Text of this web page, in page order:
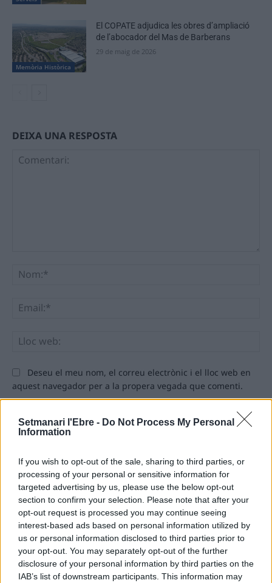
Setmanari l'Ebre - Do Not Process My Personal
Information
If you wish to opt-out of the sale, sharing to third parties, or
processing of your personal or sensitive information for
targeted advertising by us, please use the below opt-out
section to confirm your selection. Please note that after your
opt-out request is processed you may continue seeing
interest-based ads based on personal information utilized by
us or personal information disclosed to third parties prior to
your opt-out. You may separately opt-out of the further
disclosure of your personal information by third parties on the
IAB’s list of downstream participants. This information may
Memòria Històrica
El COPATE adjudica les obres d’ampliació
de l’abocador del Mas de Barberans
29 de maig de 2026
DEIXA UNA RESPOSTA
Deseu el meu nom, el correu electrònic i el lloc web en
aquest navegador per a la propera vegada que comenti.
ÚLTIMES NOTÍCIES
L’Observatori de l’Ebre lidera de nou la
recerca sobre l’astre rei en el segon
eclipsi solar total de la seva història
7 d'agost de 2026